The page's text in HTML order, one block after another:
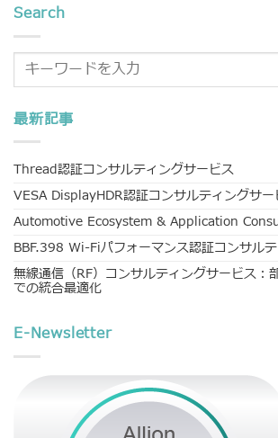
Search
最新記事
Thread認証コンサルティングサービス
VESA DisplayHDR認証コンサルティングサー
Automotive Ecosystem & Application
BBF.398 Wi-Fiパフォーマンス認証コンサル
無線通信（RF）コンサルティングサービス：
での統合最適化
E-Newsletter